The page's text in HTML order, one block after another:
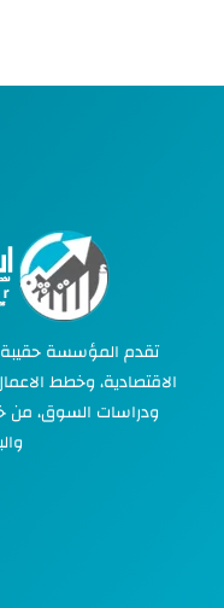
تقدم المؤسسة
الاقتصادية، وخطط
ودراسات السوق، من